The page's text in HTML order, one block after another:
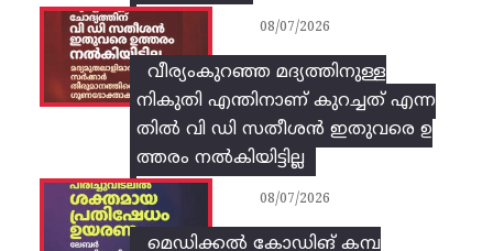
വീര്യംകുറഞ്ഞ മദ്യത്തിനുള്ള
നികുതി എന്തിനാണ് കുറച്ചത് എന്ന
തിൽ വി ഡി സതീശൻ ഇതുവരെ ഉ
ത്തരം നൽകിയിട്ടില്ല
08/07/2026
മെഡിക്കൽ കോഡിങ് കമ്പ
08/07/2026